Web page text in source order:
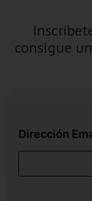
consigue un
Dirección